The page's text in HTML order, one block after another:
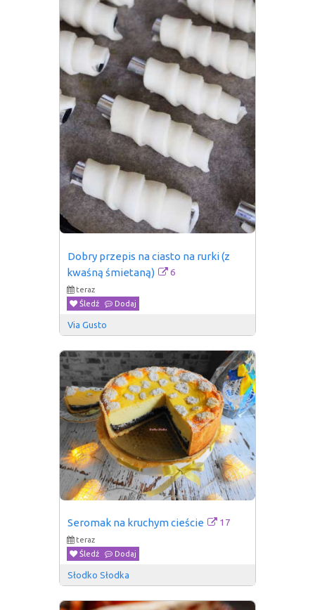
Dobry przepis na ciasto na rurki (z
kwaśną śmietaną)
6
teraz
Śledź
Dodaj
Via Gusto
Seromak na kruchym cieście 17
teraz
Śledź
Dodaj
Słodko Słodka